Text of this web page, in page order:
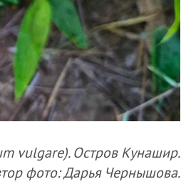
vulgare). Остров Кунашир.
фото: Дарья Чернышова.